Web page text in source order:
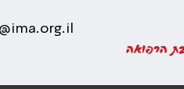
הרפואה